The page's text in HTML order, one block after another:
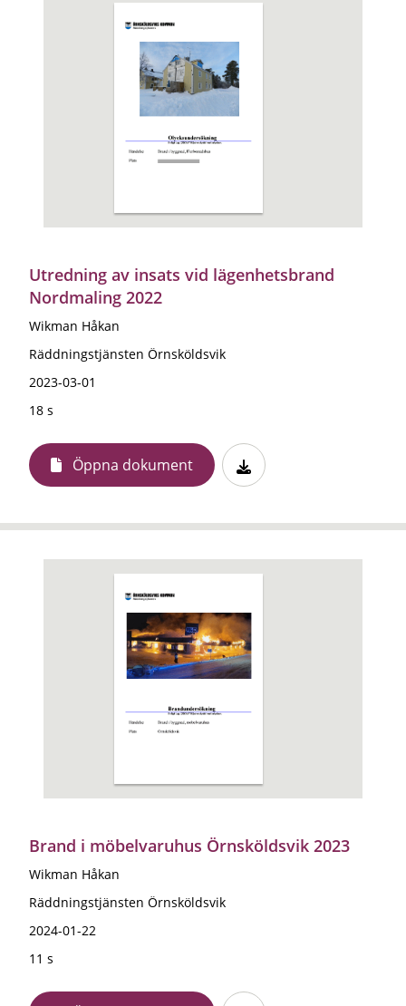
Utredning av insats vid lägenhetsbrand
Nordmaling 2022
Wikman Håkan
Räddningstjänsten Örnsköldsvik
2023-03-01
18 s
Öppna dokument
Brand i möbelvaruhus Örnsköldsvik 2023
Wikman Håkan
Räddningstjänsten Örnsköldsvik
2024-01-22
11 s